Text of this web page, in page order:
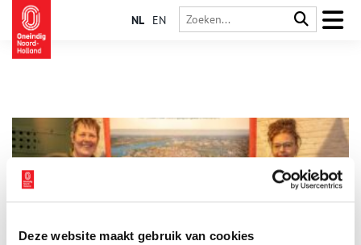
Deze website maakt gebruik van cookies
NL EN